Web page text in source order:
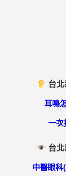
台
耳鳴
一次
台
中醫眼科